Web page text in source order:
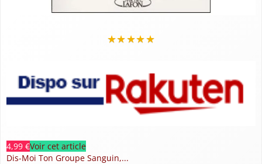
★★★★★
4,99 €Voir cet article
Dis-Moi Ton Groupe Sanguin,...